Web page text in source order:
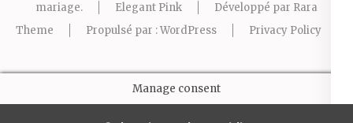
mariage. Elegant Pink Développé par Rara
Theme
Propulsé par :WordPress Privacy Policy
Manage consent